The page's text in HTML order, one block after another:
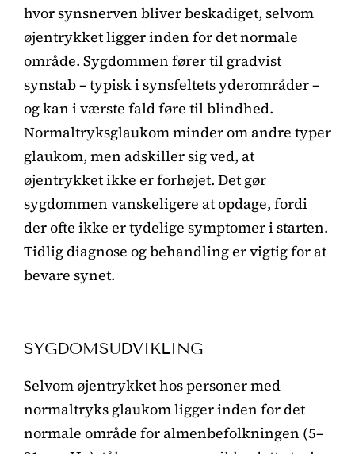
hvor synsnerven bliver beskadiget, selvom
øjentrykket ligger inden for det normale
område. Sygdommen fører til gradvist
synstab – typisk i synsfeltets yderområder –
og kan i værste fald føre til blindhed.
Normaltryksglaukom minder om andre typer
glaukom, men adskiller sig ved, at
øjentrykket ikke er forhøjet. Det gør
sygdommen vanskeligere at opdage, fordi
der ofte ikke er tydelige symptomer i starten.
Tidlig diagnose og behandling er vigtig for at
bevare synet.
SYGDOMSUDVIKLING
Selvom øjentrykket hos personer med
normaltryks glaukom ligger inden for det
normale område for almenbefolkningen (5–